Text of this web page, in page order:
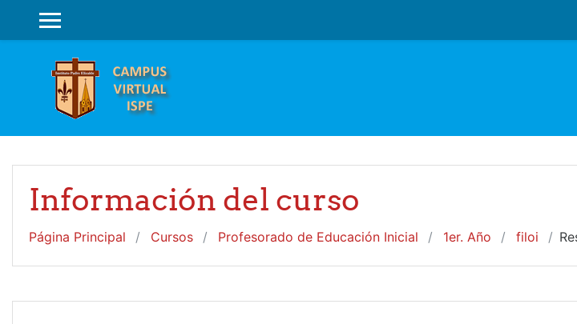
PANEL LATERAL
Información del curso
Página Principal Cursos Profesorado de Educación Inicial 1er. Año filoi